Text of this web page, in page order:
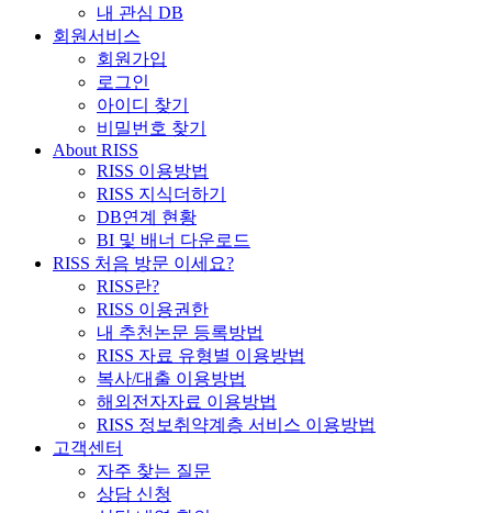
내 관심 DB
회원서비스
회원가입
로그인
아이디 찾기
비밀번호 찾기
About RISS
RISS 이용방법
RISS 지식더하기
DB연계 현황
BI 및 배너 다운로드
RISS 처음 방문 이세요?
RISS란?
RISS 이용권한
내 추천논문 등록방법
RISS 자료 유형별 이용방법
복사/대출 이용방법
해외전자자료 이용방법
RISS 정보취약계층 서비스 이용방법
고객센터
자주 찾는 질문
상담 신청